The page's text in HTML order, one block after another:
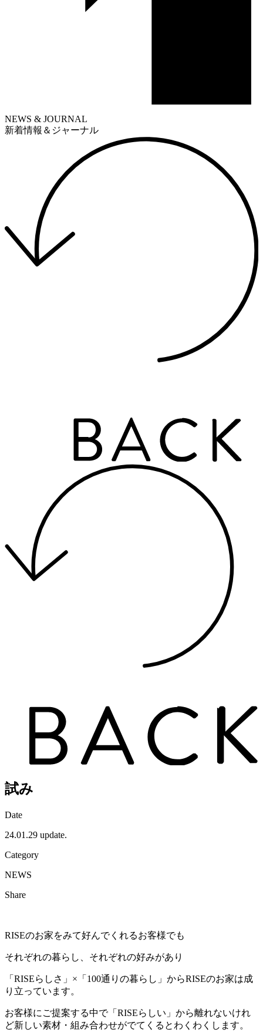
NEWS & JOURNAL
新着情報＆ジャーナル
試み
Date
24.01.29 update.
Category
NEWS
Share
RISEのお家をみて好んでくれるお客様でも
それぞれの暮らし、それぞれの好みがあり
「RISEらしさ」×「100通りの暮らし」からRISEのお家は成
り立っています。
お客様にご提案する中で「RISEらしい」から離れないけれ
ど新しい素材・組み合わせがでてくるとわくわくします。